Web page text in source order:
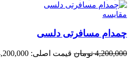
مقایسه
چمدام مسافرتی دلسی
4,200,000 تومان